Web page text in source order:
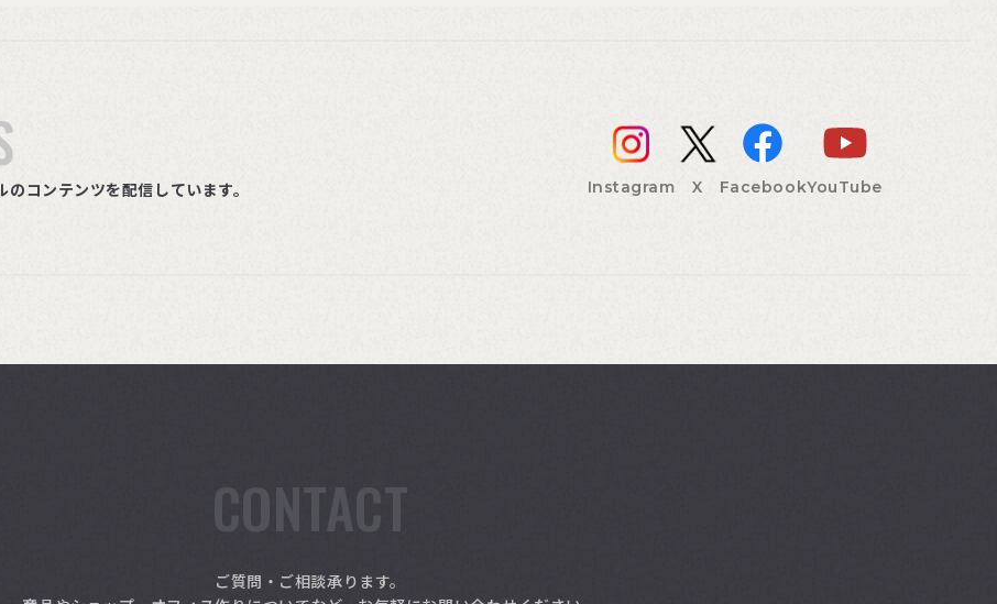
コンテンツを配信しています。 Instagram X FacebookYouTube
CONTACT
ご質問・ご相談承ります。